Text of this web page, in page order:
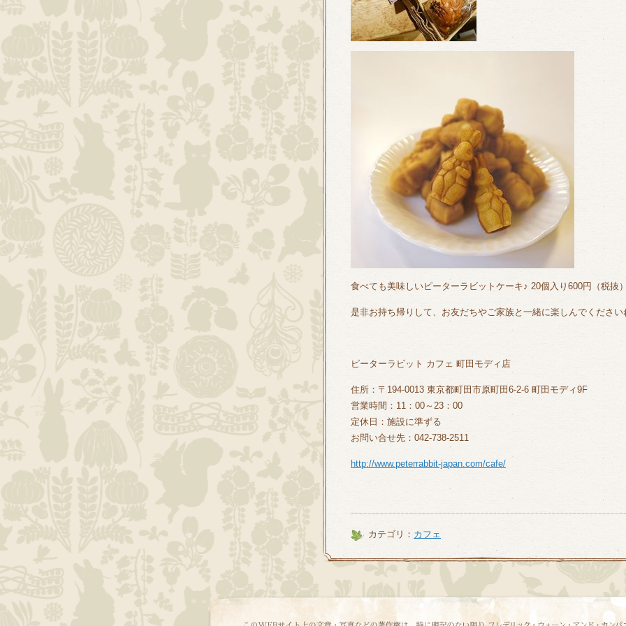
食べても美味しいピーターラビットケーキ♪ 20個入り600円（税抜
是非お持ち帰りして、お友だちやご家族と一緒に楽しんでください
ピーターラビット カフェ 町田モディ店
住所：〒194-0013 東京都町田市原町田6-2-6 町田モディ9F
営業時間：11：00～23：00
定休日：施設に準ずる
お問い合せ先：042-738-2511
http://www.peterrabbit-japan.com/cafe/
カテゴリ： カフェ